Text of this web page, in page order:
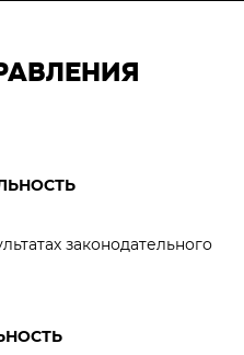
законодательного